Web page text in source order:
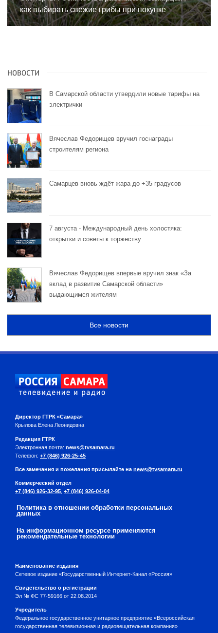
как выбирать свежие грибы при покупке
НОВОСТИ
В Самарской области утвердили новые тарифы на
электрички
Вячеслав Федорищев вручил госнаграды
строителям региона
Самарцев вновь ждёт жара до +35 градусов
7 августа - Международный день холостяка:
открытки и советы к торжеству
Вячеслав Федорищев впервые вручил знак «За
вклад в развитие Самарской области»
выдающимся жителям
Все новости
Директор ГТРК «Самара»
Крылова Елена Леонидовна
Редакция ГТРК
Электронная почта: news@tvsamara.ru
Телефон: +7 (846) 926-25-45
Все замечания и пожелания присылайте на news@tvsamara.ru
Коммерческий отдел
+7 (846) 926-32-95 +7 (846) 926-04-04
Политика в отношении обработки персональных
данных
На информационном ресурсе применяются
рекомендательные технологии
Наименование издания
Сетевое издание «Государственный Интернет-Канал «Россия»
Свидетельство о регистрации
Эл № ФС 77-59166 от 22.08.2014
Учредитель
Федеральное государственное унитарное предприятие «Всероссийская
государственная телевизионная и радиовещательная компания»